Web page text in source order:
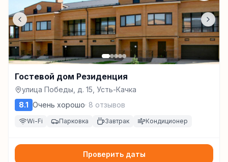
Гостевой дом Резиденция
улица Победы, д. 15, Усть-Качка
8.1 Очень хорошо· 8 отзывов
Wi-Fi Парковка Завтрак Кондиционер
Проверить даты